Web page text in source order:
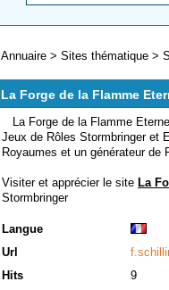
Annuaire > Sites thématique >
La Forge de la Flamme
La Forge de la Flamme
Jeux de Rôles Stormbringer et
Royaumes et un générateur de
Visiter et apprécier le site La
Stormbringer
Langue
Url
Hits
9